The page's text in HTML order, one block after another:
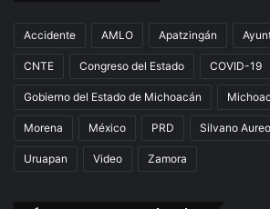
Accidente AMLO Apatzingán
CNTE Congreso del Estado COVID-19
Gobierno del Estado de Michoacán
Morena México PRD Silvano
Uruapan Video Zamora